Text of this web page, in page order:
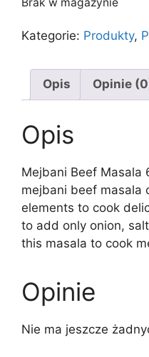
Kategorie: Produkty,
Opis Opinie
Opis
Mejbani Beef Masala
mejbani beef masala
elements to cook
to add only onion,
this masala to cook
Opinie
Nie ma jeszcze